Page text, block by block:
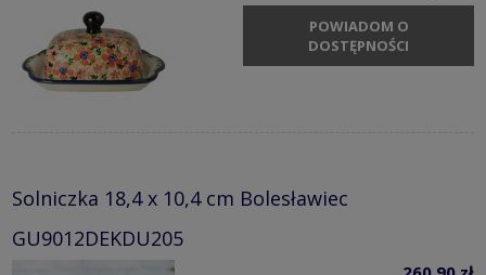
POWIADOM O
DOSTĘPNOŚCI
Solniczka 18,4 x 10,4 cm Bolesławiec
GU9012DEKDU205